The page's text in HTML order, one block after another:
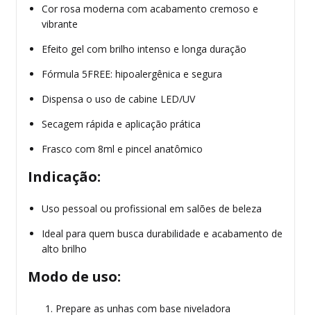
Cor rosa moderna com acabamento cremoso e
vibrante
Efeito gel com brilho intenso e longa duração
Fórmula 5FREE: hipoalergênica e segura
Dispensa o uso de cabine LED/UV
Secagem rápida e aplicação prática
Frasco com 8ml e pincel anatômico
Indicação:
Uso pessoal ou profissional em salões de beleza
Ideal para quem busca durabilidade e acabamento de
alto brilho
Modo de uso:
Prepare as unhas com base niveladora